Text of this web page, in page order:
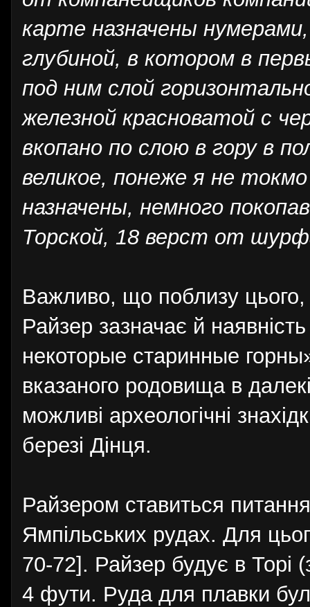
карте назначены
глубиной, в котором в
под ним слой
железной красноватой с
вкопано по слою в гору в
великое, понеже я не
назначены, немного
Торской, 18 верст от
Важливо, що поблизу цього,
Райзер зазначає й
некоторые старинные
вказаного родовища в
можливі археологічні
березі Дінця.
Райзером ставиться
Ямпільських рудах. Для
70-72]. Райзер будує в Торі
4 фути. Руда для плавки